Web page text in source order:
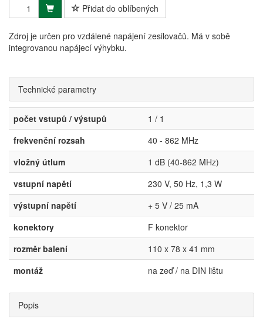
Přidat do oblíbených
Zdroj je určen pro vzdálené napájení zesilovačů. Má v sobě
integrovanou napájecí výhybku.
Technické parametry
počet vstupů / výstupů
1 / 1
frekvenční rozsah
40 - 862 MHz
vložný útlum
1 dB (40-862 MHz)
vstupní napětí
230 V, 50 Hz, 1,3 W
výstupní napětí
+ 5 V / 25 mA
konektory
F konektor
rozměr balení
110 x 78 x 41 mm
montáž
na zeď / na DIN lištu
Popis